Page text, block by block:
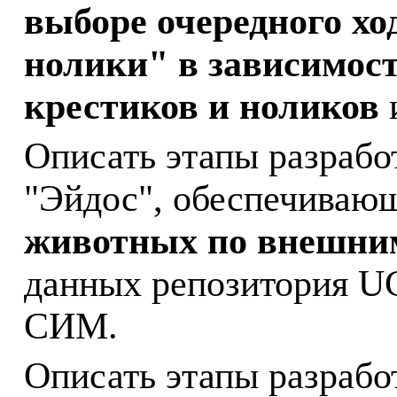
выборе очередного
нолики" в
крестиков и ноликов
Описать этапы
"Эйдос",
животных по
данных репозитория
СИМ.
Описать этапы